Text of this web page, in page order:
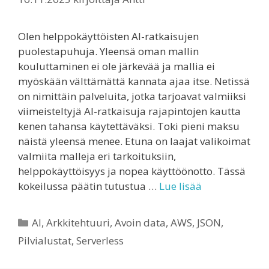
Olen helppokäyttöisten AI-ratkaisujen
puolestapuhuja. Yleensä oman mallin
kouluttaminen ei ole järkevää ja mallia ei
myöskään välttämättä kannata ajaa itse. Netissä
on nimittäin palveluita, jotka tarjoavat valmiiksi
viimeisteltyjä AI-ratkaisuja rajapintojen kautta
kenen tahansa käytettäväksi. Toki pieni maksu
näistä yleensä menee. Etuna on laajat valikoimat
valmiita malleja eri tarkoituksiin,
helppokäyttöisyys ja nopea käyttöönotto. Tässä
kokeilussa päätin tutustua … Lue lisää
Kategoriat
AI,Arkkitehtuuri,Avoin data,AWS, JSON,
Pilvialustat, Serverless